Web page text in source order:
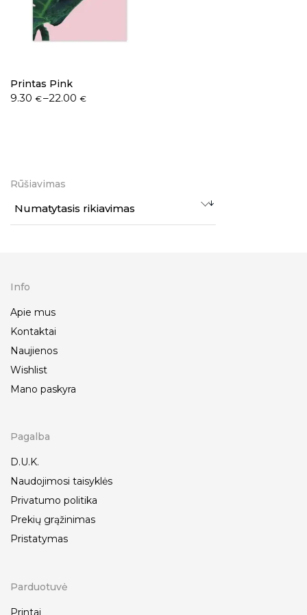
Printas Pink
9.30 €–22.00€
Rūšiavimas
Numatytasis rikiavimas
Info
Apie mus
Kontaktai
Naujienos
Wishlist
Mano paskyra
Pagalba
D.U.K.
Naudojimosi taisyklės
Privatumo politika
Prekių grąžinimas
Pristatymas
Parduotuvė
Printai